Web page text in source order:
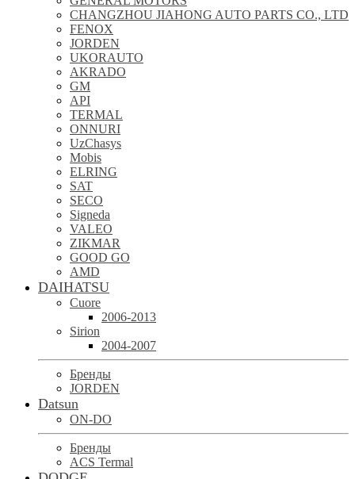
CHANGZHOU JIAHONG AUTO PARTS CO., LTD
FENOX
JORDEN
UKORAUTO
AKRADO
GM
API
TERMAL
ONNURI
UzChasys
Mobis
ELRING
SAT
SECO
Signeda
VALEO
ZIKMAR
GOOD GO
AMD
DAIHATSU
Cuore
2006-2013
Sirion
2004-2007
Бренды
JORDEN
Datsun
ON-DO
Бренды
ACS Termal